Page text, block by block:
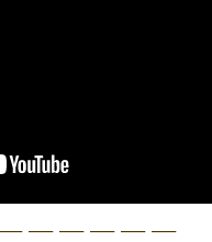
— — — — —